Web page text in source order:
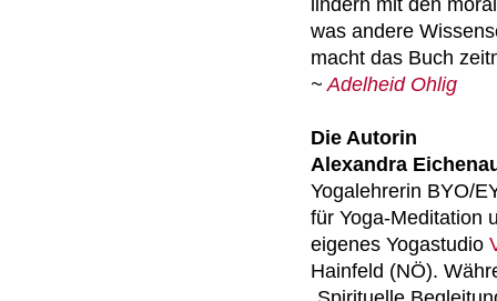
lindern mit den
was andere
macht das Buch
~Adelheid Ohlig
Die Autorin
Alexandra
Yogalehrerin BYO/
für Yoga-Meditation
eigenes Yogastudio
Hainfeld (NÖ).